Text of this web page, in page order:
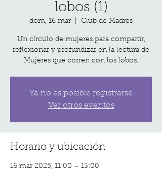
lobos (1)
dom, 16 mar Club de Madres
Un círculo de mujeres para compartir,
reflexionar y profundizar en la lectura de
Mujeres que corren con los lobos.
Ya no es posible registrarse
Ver otros eventos
Horario y ubicación
16 mar 2025, 11:00 – 13:00